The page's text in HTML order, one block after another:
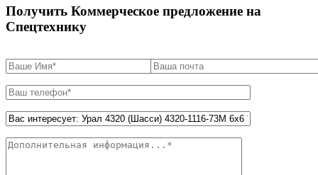
Получить Коммерческое предложение на
Спецтехнику